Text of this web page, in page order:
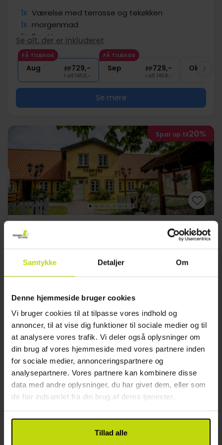
Samtykke Detaljer Om
Denne hjemmeside bruger cookies
Vi bruger cookies til at tilpasse vores indhold og
annoncer, til at vise dig funktioner til sociale medier og til
at analysere vores trafik. Vi deler også oplysninger om
din brug af vores hjemmeside med vores partnere inden
for sociale medier, annonceringspartnere og
analysepartnere. Vores partnere kan kombinere disse
data med andre oplysninger, du har givet dem, eller som
de har indsamlet fra din brug af deres tjenester.
Tillad alle
1x Værelse med terrasse og tekøkken
1x morgenmad
1x 2-retters menu
∞ Gratis parkering
∞ Gratis internet
Se alt, der er inkluderet
FÅ TILBAGE
Aug pp729,-
I alt 1458,-
FÅ TILBAGE
Sep pp729,-
I alt 1458,-
Okt
Se mere
Spar op til20%
Udforsk flotte Femø
5.0/ 5 Fremragende 1 anmeldelser
Sakskøbing
2x morgenmad
2x lækker 2-retters menu kokkens valg
∞ Gratis parkering ved hotellet
∞ Gratis wifi
Se alt, der er inkluderet
Aug pp1099,-
I alt 2198,-
Sep pp1099,-
I alt 2198,-
Se mere
1